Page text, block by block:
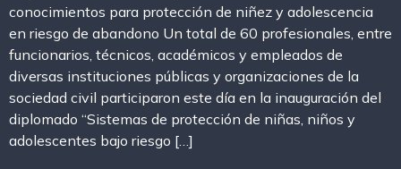
conocimientos para protección de niñez y adolescencia
en riesgo de abandono Un total de 60 profesionales, entre
funcionarios, técnicos, académicos y empleados de
diversas instituciones públicas y organizaciones de la
sociedad civil participaron este día en la inauguración del
diplomado “Sistemas de protección de niñas, niños y
adolescentes bajo riesgo […]